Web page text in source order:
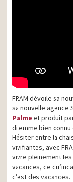
FRAM dévoile sa
sa nouvelle agence
Palme et produit
dilemme bien connu
Hésiter entre la
vivifiantes, avec
vivre pleinement
vacances, ce
c’est des vacances.